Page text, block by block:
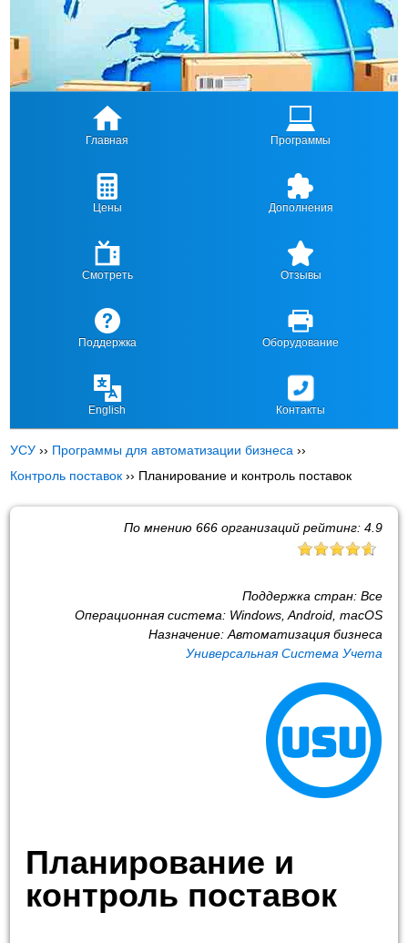
Главная Программы
Цены Дополнения
Смотреть Отзывы
Поддержка Оборудование
English Контакты
УСУ ›› Программы для автоматизации бизнеса ››
Контроль поставок ›› Планирование и контроль поставок
По мнению 666организаций рейтинг: 4.9
Поддержка стран: Все
Операционная система: Windows, Android, macOS
Назначение: Автоматизация бизнеса
Универсальная Система Учета
Планирование и
контроль поставок